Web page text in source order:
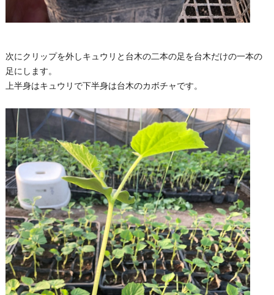
次にクリップを外しキュウリと台木の二本の足を台木だけの一本の
足にします。
上半身はキュウリで下半身は台木のカボチャです。